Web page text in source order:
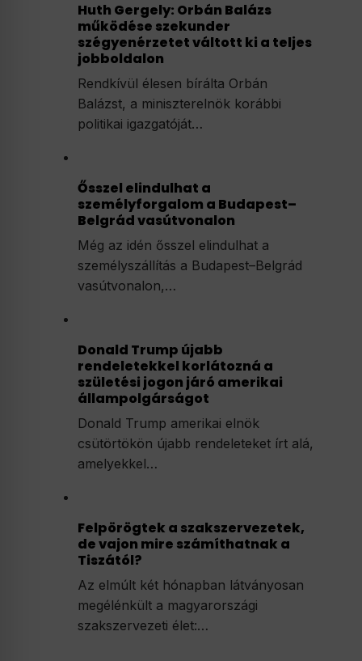
Huth Gergely: Orbán Balázs
működése szekunder
szégyenérzetet váltott ki a teljes
jobboldalon
Rendkívül élesen bírálta Orbán
Balázst, a miniszterelnök korábbi
politikai igazgatóját…
Ősszel elindulhat a
személyforgalom a Budapest–
Belgrád vasútvonalon
Még az idén ősszel elindulhat a
személyszállítás a Budapest–Belgrád
vasútvonalon,…
Donald Trump újabb
rendeletekkel korlátozná a
születési jogon járó amerikai
állampolgárságot
Donald Trump amerikai elnök
csütörtökön újabb rendeleteket írt alá,
amelyekkel…
Felpörögtek a szakszervezetek,
de vajon mire számíthatnak a
Tiszától?
Az elmúlt két hónapban látványosan
megélénkült a magyarországi
szakszervezeti élet:…